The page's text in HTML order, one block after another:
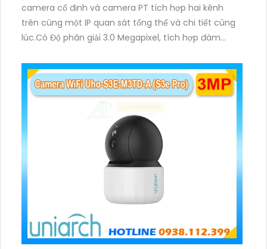
camera cố định và camera PT tích hợp hai kênh
trên cùng một IP quan sát tổng thể và chi tiết cùng
lúc.Có Độ phân giải 3.0 Megapixel, tích hợp đàm
sáng ấm lên đến 10m.